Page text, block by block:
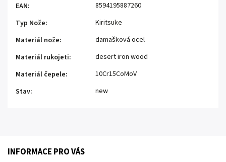
EAN:
8594195887260
Typ Nože:
Kiritsuke
Materiál nože:
damašková ocel
Materiál rukojeti:
desert iron wood
Materiál čepele:
10Cr15CoMoV
Stav: new
INFORMACE PRO VÁS